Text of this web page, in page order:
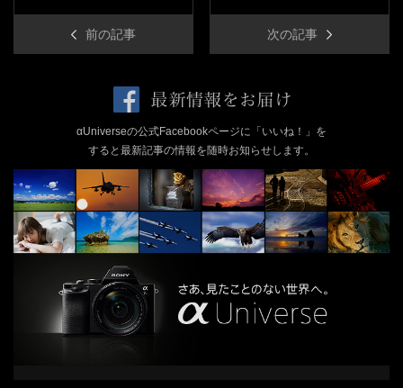
前の記事 次の記事
αUniverseの公式Facebookページに「いいね！」を
すると最新記事の情報を随時お知らせします。